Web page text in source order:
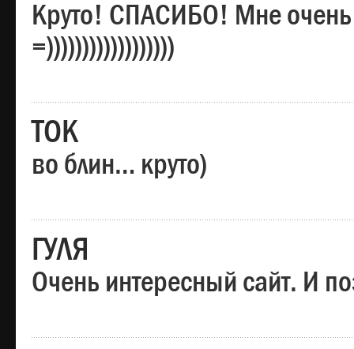
Круто! СПАСИБО! Мне
=))))))))))))))))))
ТОК
во блин… круто)
ГУЛЯ
Очень интересный сайт. И